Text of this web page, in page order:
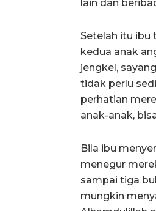
lain dan
Setelah itu ibu
kedua anak
jengkel,
tidak perlu
perhatian
anak-anak,
Bila ibu
menegur
sampai tiga
mungkin